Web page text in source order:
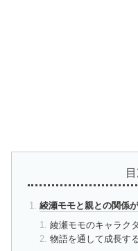
綾瀬モモと親との関係
綾瀬モモのキャラク
物語を通して成長す